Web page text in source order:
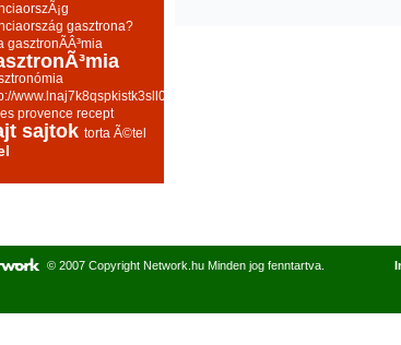
gasztrona?
gasztronÃÂ³mia
www.lnaj7k8qspkistk3sll0hqp6mo2wq8go.com
provence recept
sajtok torta Ã©tel
© 2007 Copyright Network.hu Minden jog fenntartva.